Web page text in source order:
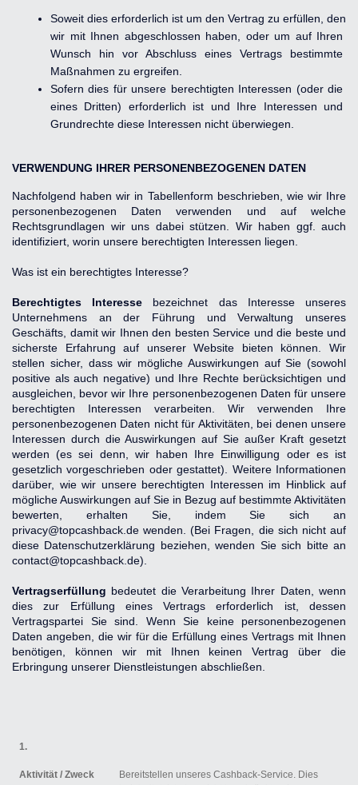
Soweit dies erforderlich ist um den Vertrag zu erfüllen, den
wir mit Ihnen abgeschlossen haben, oder um auf Ihren
Wunsch hin vor Abschluss eines Vertrags bestimmte
Maßnahmen zu ergreifen.
Sofern dies für unsere berechtigten Interessen (oder die
eines Dritten) erforderlich ist und Ihre Interessen und
Grundrechte diese Interessen nicht überwiegen.
VERWENDUNG IHRER PERSONENBEZOGENEN DATEN
Nachfolgend haben wir in Tabellenform beschrieben, wie wir Ihre
personenbezogenen Daten verwenden und auf welche
Rechtsgrundlagen wir uns dabei stützen. Wir haben ggf. auch
identifiziert, worin unsere berechtigten Interessen liegen.
Was ist ein berechtigtes Interesse?
Berechtigtes Interesse bezeichnet das Interesse unseres
Unternehmens an der Führung und Verwaltung unseres
Geschäfts, damit wir Ihnen den besten Service und die beste und
sicherste Erfahrung auf unserer Website bieten können. Wir
stellen sicher, dass wir mögliche Auswirkungen auf Sie (sowohl
positive als auch negative) und Ihre Rechte berücksichtigen und
ausgleichen, bevor wir Ihre personenbezogenen Daten für unsere
berechtigten Interessen verarbeiten. Wir verwenden Ihre
personenbezogenen Daten nicht für Aktivitäten, bei denen unsere
Interessen durch die Auswirkungen auf Sie außer Kraft gesetzt
werden (es sei denn, wir haben Ihre Einwilligung oder es ist
gesetzlich vorgeschrieben oder gestattet). Weitere Informationen
darüber, wie wir unsere berechtigten Interessen im Hinblick auf
mögliche Auswirkungen auf Sie in Bezug auf bestimmte Aktivitäten
bewerten, erhalten Sie, indem Sie sich an
privacy@topcashback.de wenden. (Bei Fragen, die sich nicht auf
diese Datenschutzerklärung beziehen, wenden Sie sich bitte an
contact@topcashback.de).
Vertragserfüllung bedeutet die Verarbeitung Ihrer Daten, wenn
dies zur Erfüllung eines Vertrags erforderlich ist, dessen
Vertragspartei Sie sind. Wenn Sie keine personenbezogenen
Daten angeben, die wir für die Erfüllung eines Vertrags mit Ihnen
benötigen, können wir mit Ihnen keinen Vertrag über die
Erbringung unserer Dienstleistungen abschließen.
1.
Aktivität / Zweck
Bereitstellen unseres Cashback-Service. Dies